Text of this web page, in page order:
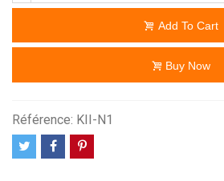
Add To Cart
Buy Now
Référence: KII-N1